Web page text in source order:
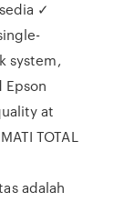
✓
system,
at
TOTAL
adalah